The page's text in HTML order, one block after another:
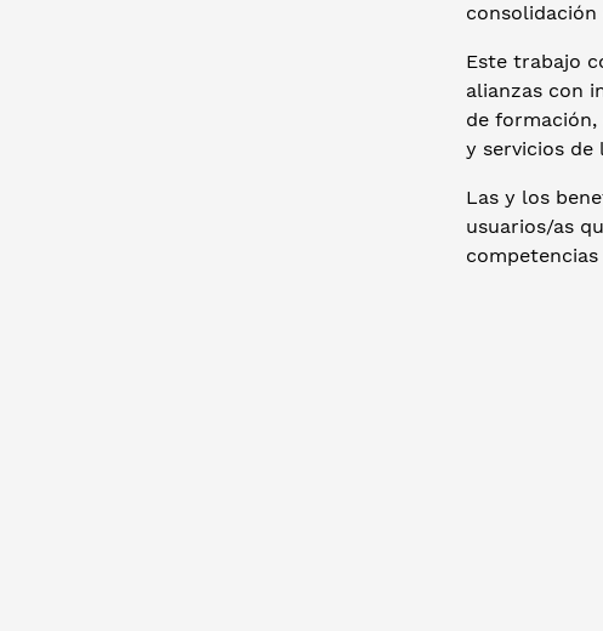
consolidación
Este trabajo
alianzas con
de
y servicios de
Las y los
usuarios/as